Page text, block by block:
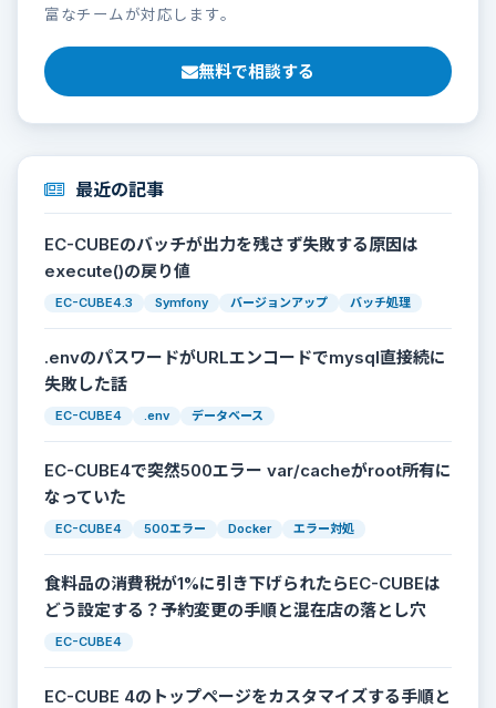
富なチームが対応します。
無料で相談する
最近の記事
EC-CUBEのバッチが出力を残さず失敗する原因は
execute()の戻り値
EC-CUBE4.3 Symfony バージョンアップ バッチ処理
.envのパスワードがURLエンコードでmysql直接続に
失敗した話
EC-CUBE4 .env データベース
EC-CUBE4で突然500エラー var/cacheがroot所有に
なっていた
EC-CUBE4 500エラー Docker エラー対処
食料品の消費税が1%に引き下げられたらEC-CUBEは
どう設定する？予約変更の手順と混在店の落とし穴
EC-CUBE4
EC-CUBE 4のトップページをカスタマイズする手順と